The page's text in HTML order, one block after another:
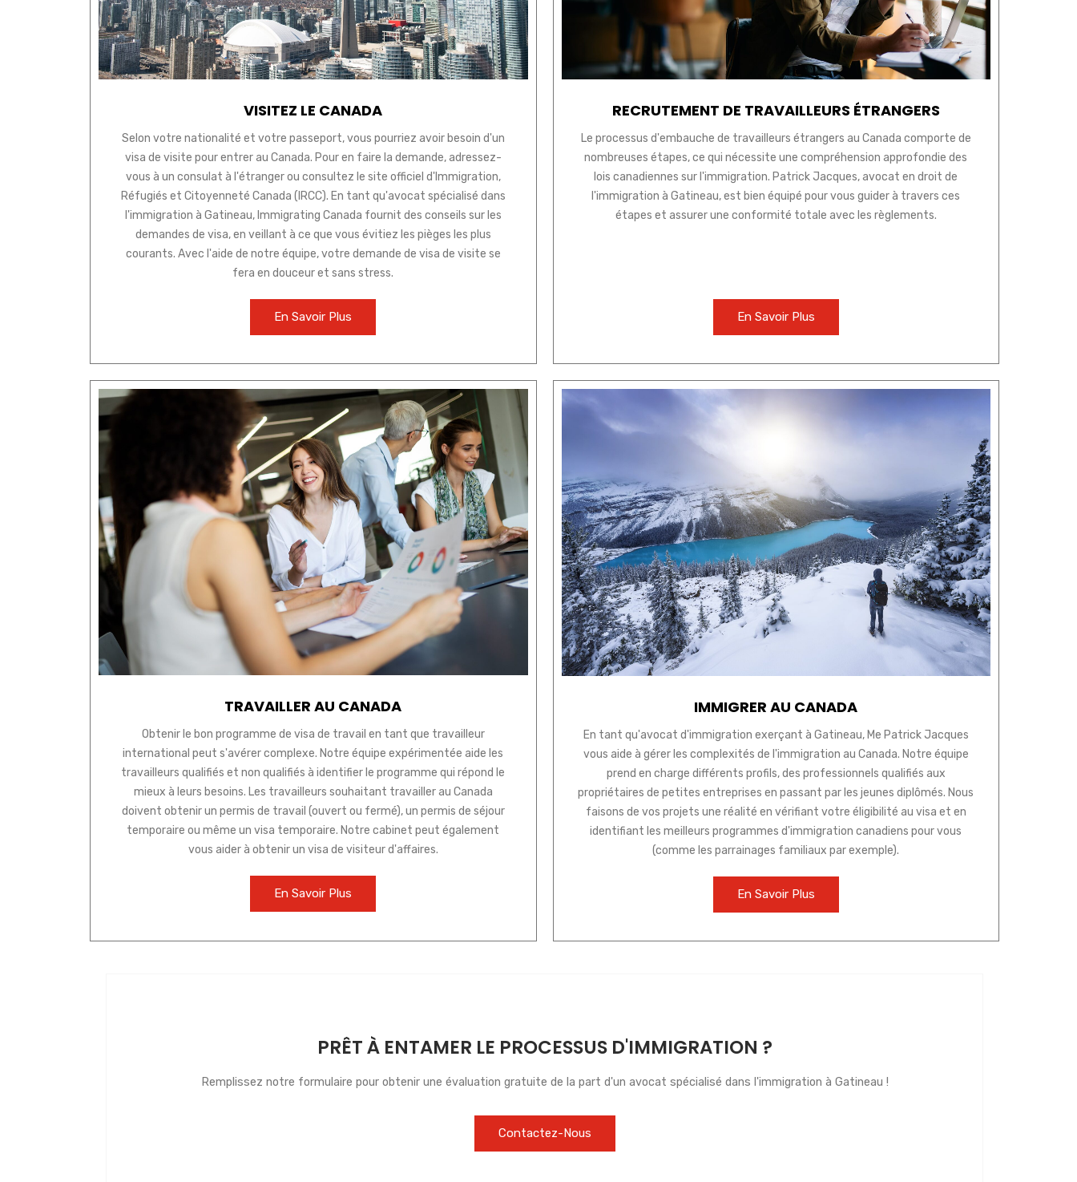
VISITEZ LE CANADA
Selon votre nationalité et votre passeport, vous pourriez avoir besoin d'un
visa de visite pour entrer au Canada. Pour en faire la demande, adressez-
vous à un consulat à l'étranger ou consultez le site officiel d'Immigration,
Réfugiés et Citoyenneté Canada (IRCC). En tant qu'avocat spécialisé dans
l'immigration à Gatineau, Immigrating Canada fournit des conseils sur les
demandes de visa, en veillant à ce que vous évitiez les pièges les plus
courants. Avec l'aide de notre équipe, votre demande de visa de visite se
fera en douceur et sans stress.
En Savoir Plus
RECRUTEMENT DE TRAVAILLEURS ÉTRANGERS
Le processus d'embauche de travailleurs étrangers au Canada comporte de
nombreuses étapes, ce qui nécessite une compréhension approfondie des
lois canadiennes sur l'immigration. Patrick Jacques, avocat en droit de
l'immigration à Gatineau, est bien équipé pour vous guider à travers ces
étapes et assurer une conformité totale avec les règlements.
En Savoir Plus
TRAVAILLER AU CANADA
Obtenir le bon programme de visa de travail en tant que travailleur
international peut s'avérer complexe. Notre équipe expérimentée aide les
travailleurs qualifiés et non qualifiés à identifier le programme qui répond le
mieux à leurs besoins. Les travailleurs souhaitant travailler au Canada
doivent obtenir un permis de travail (ouvert ou fermé), un permis de séjour
temporaire ou même un visa temporaire. Notre cabinet peut également
vous aider à obtenir un visa de visiteur d'affaires.
En Savoir Plus
IMMIGRER AU CANADA
En tant qu'avocat d'immigration exerçant à Gatineau, Me Patrick Jacques
vous aide à gérer les complexités de l'immigration au Canada. Notre équipe
prend en charge différents profils, des professionnels qualifiés aux
propriétaires de petites entreprises en passant par les jeunes diplômés. Nous
faisons de vos projets une réalité en vérifiant votre éligibilité au visa et en
identifiant les meilleurs programmes d'immigration canadiens pour vous
(comme les parrainages familiaux par exemple).
En Savoir Plus
PRÊT À ENTAMER LE PROCESSUS D'IMMIGRATION ?
Remplissez notre formulaire pour obtenir une évaluation gratuite de la part d'un avocat spécialisé dans l'immigration à Gatineau !
Contactez-Nous